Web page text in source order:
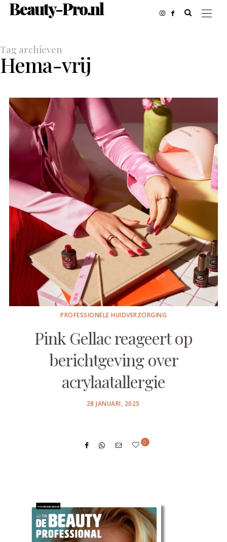
Beauty-Pro.nl
Tag archieven
Hema-vrij
PROFESSIONELE HUIDVERZORGING
Pink Gellac reageert op
berichtgeving over
acrylaatallergie
POSTED
28 JANUARI, 2025
0